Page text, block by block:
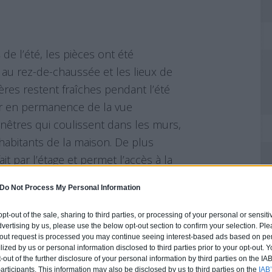
Do Not Process My Personal Information
out of the sale, sharing to third parties, or processing of your personal or
by us, please use the below opt-out section to confirm your selection.
request is processed you may continue seeing interest-based ads based on
by us or personal information disclosed to third parties prior to your opt-out.
of the further disclosure of your personal information by third parties on the
This information may also be disclosed by us to third parties on the
l’été, les pièces ont été
rez-de-chaussée et les lieux de
restent fraîches pendant l’été
permanence de la vue
qui coulissent dans les murs,
de la maison. De plus
par l’étage et permet l’accès à la
qu’à la grande terrasse.
à température l’hiver et les
d’air communiquant via les
d’air conditionné.